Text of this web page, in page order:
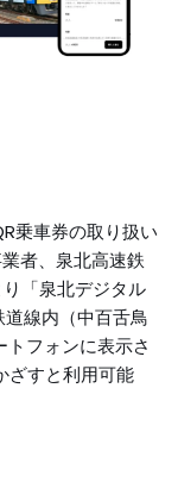
乗車券の取り扱い
者、泉北高速鉄
「泉北デジタル
線内（中百舌鳥
フォンに表示さ
ざすと利用可能